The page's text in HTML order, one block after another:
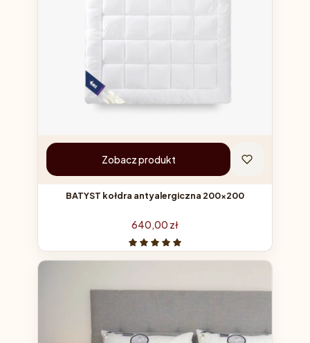
Zobacz produkt
BATYST kołdra antyalergiczna 200x200
Cena
640,00 zł